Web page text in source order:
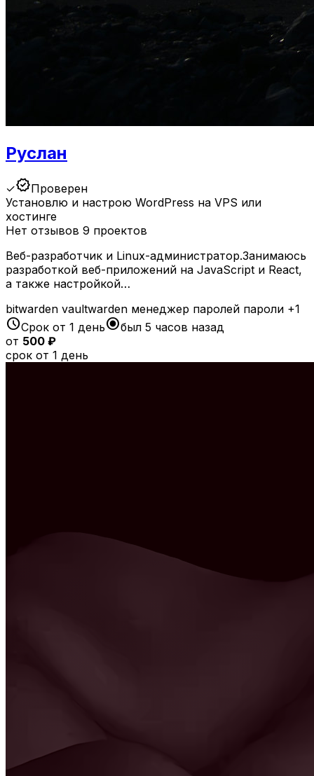
Руслан
✓verifiedПроверен
Установлю и настрою WordPress на VPS или
хостинге
Нет отзывов 9 проектов
Веб-разработчик и Linux-администратор.Занимаюсь
разработкой веб-приложений на JavaScript и React,
а также настройкой…
bitwarden vaultwarden менеджер паролей пароли +1
scheduleСрок от 1 деньradio_button_checkedбыл 5 часов назад
от 500 ₽
срок от 1 день